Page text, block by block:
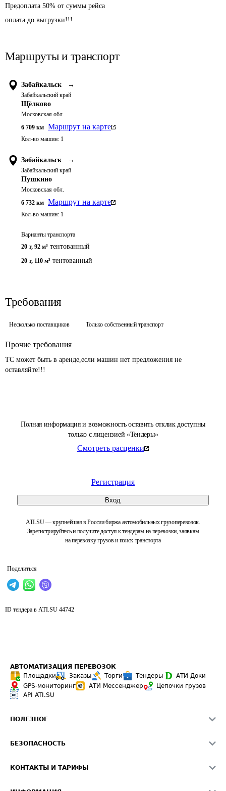
Полная информация и возможность оставить отклик доступны
только с лицензией «Тендеры»
Смотреть расценки
Регистрация
Вход
ATI.SU — крупнейшая в России биржа автомобильных грузоперевозок.
Зарегистрируйтесь и получите доступ к тендерам на перевозки, заявкам
на перевозку грузов и поиск транспорта
Поделиться
Предоплата 50% от суммы рейса
оплата до выгрузки!!!
Маршруты и транспорт
Забайкальск →
Забайкальский край
Щёлково
Московская обл.
6 709 км Маршрут на карте
Кол-во машин: 1
Забайкальск →
Забайкальский край
Пушкино
Московская обл.
6 732 км Маршрут на карте
Кол-во машин: 1
Варианты транспорта
20 т, 92 м³ тентованный
20 т, 110 м³ тентованный
Требования
Несколько поставщиков Только собственный транспорт
Прочие требования
ТС может быть в аренде,если машин нет предложения не
оставляйте!!!
ID тендера в ATI.SU 44742
АВТОМАТИЗАЦИЯ ПЕРЕВОЗОК
Площадки
Заказы Торги Тендеры
АТИ-Доки
GPS-мониторинг
АТИ Мессенджер
Цепочки грузов
API ATI.SU
ПОЛЕЗНОЕ
Звезды ATI.SU на вашем сайте
БЕЗОПАСНОСТЬ
Светофор+
КОНТАКТЫ И ТАРИФЫ